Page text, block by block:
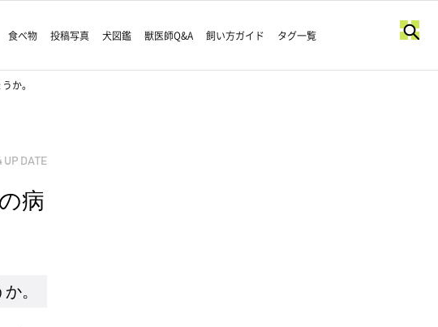
食べ物 投稿写真 犬図鑑 獣医師Q&A 飼い方ガイド タグ一覧
か。
UP DATE
病
。